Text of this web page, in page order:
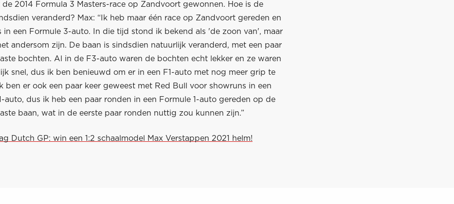
de 2014 Formula 3 Masters-race op Zandvoort gewonnen. Hoe is de
veranderd? Max: “Ik heb maar één race op Zandvoort gereden en
in een Formule 3-auto. In die tijd stond ik bekend als 'de zoon van', maar
andersom zijn. De baan is sindsdien natuurlijk veranderd, met een paar
bochten. Al in de F3-auto waren de bochten echt lekker en ze waren
snel, dus ik ben benieuwd om er in een F1-auto met nog meer grip te
ben er ook een paar keer geweest met Red Bull voor showruns in een
auto, dus ik heb een paar ronden in een Formule 1-auto gereden op de
baan, wat in de eerste paar ronden nuttig zou kunnen zijn.”
Dutch GP: win een 1:2 schaalmodel Max Verstappen 2021 helm!